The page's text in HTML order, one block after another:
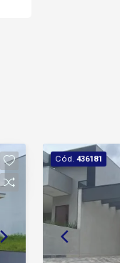
Cód. 436181